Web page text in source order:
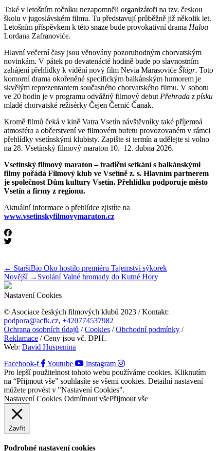
Také v letošním ročníku nezapomněli organizátoři na tzv. českou
školu v jugoslávském filmu. Tu představují průběžně již několik let.
Letošním příspěvkem k této snaze bude provokativní drama Haloa
Lordana Zafranoviće.
Hlavní večerní časy jsou věnovány pozoruhodným chorvatským
novinkám. V pátek po devatenácté hodině bude po slavnostním
zahájení přehlídky k vidění nový film Nevia Marasoviće Šlágr. Toto
komorní drama okořeněné specifickým balkánským humorem je
skvělým reprezentantem současného chorvatského filmu. V sobotu
ve 20 hodin je v programu odvážný filmový debut Přehrada z písku
mladé chorvatské režisérky Čejen Černić Čanak.
Kromě filmů čeká v kině Vatra Vsetín návštěvníky také příjemná
atmosféra a občerstvení ve filmovém bufetu provozovaném v rámci
přehlídky vsetínskými klubisty. Zapište si termín a udělejte si volno
na 28. Vsetínský filmový maraton 10.–12. dubna 2026.
Vsetínský filmový maraton – tradiční setkání s balkánskými
filmy pořádá Filmový klub ve Vsetíně z. s. Hlavním partnerem
je společnost Dům kultury Vsetín. Přehlídku podporuje město
Vsetín a firmy z regionu.
Aktuální informace o přehlídce zjistíte na
www.vsetinskyfilmovymaraton.cz
← StaršíBio Oko hostilo premiéru Tajemství sýkorek
Novější → Svolání Valné hromady do Kutné Hory
Nastavení Cookies
© Asociace českých filmových klubů 2023 / Kontakt:
podpora@acfk.cz, +420774537982
Ochrana osobních údajů /Cookies /Obchodní podmínky /
Reklamace / Ceny jsou vč. DPH.
Web: David Huspenina
Facebook-f
Youtube
Instagram
Pro lepší použitelnost tohoto webu používáme cookies. Kliknutím
na “Přijmout vše” souhlasíte se všemi cookies. Detailní nastavení
můžete provést v "Nastavení Cookies".
Nastavení Cookies Odmítnout všePřijmout vše
Zavřít
Podrobné nastavení cookies